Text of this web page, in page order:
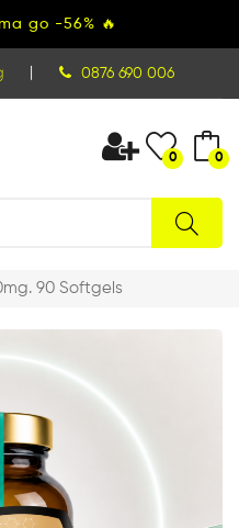
до -56% 🔥
0876 690 006
0 0
90 Softgels